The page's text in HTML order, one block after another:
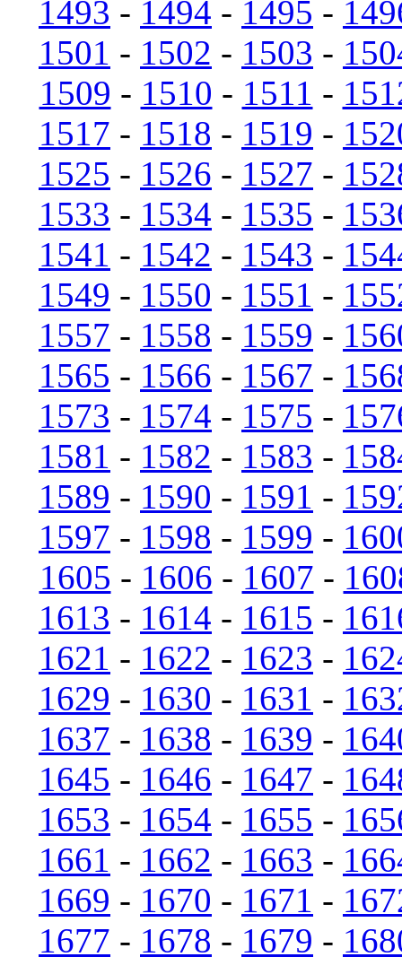
1493 - 1494 - 1495 -
1501 - 1502 - 1503 -
1509 - 1510 - 1511 -
1517 - 1518 - 1519 -
1525 - 1526 - 1527 -
1533 - 1534 - 1535 -
1541 - 1542 - 1543 -
1549 - 1550 - 1551 -
1557 - 1558 - 1559 -
1565 - 1566 - 1567 -
1573 - 1574 - 1575 -
1581 - 1582 - 1583 -
1589 - 1590 - 1591 -
1597 - 1598 - 1599 -
1605 - 1606 - 1607 -
1613 - 1614 - 1615 -
1621 - 1622 - 1623 -
1629 - 1630 - 1631 -
1637 - 1638 - 1639 -
1645 - 1646 - 1647 -
1653 - 1654 - 1655 -
1661 - 1662 - 1663 -
1669 - 1670 - 1671 -
1677 - 1678 - 1679 -